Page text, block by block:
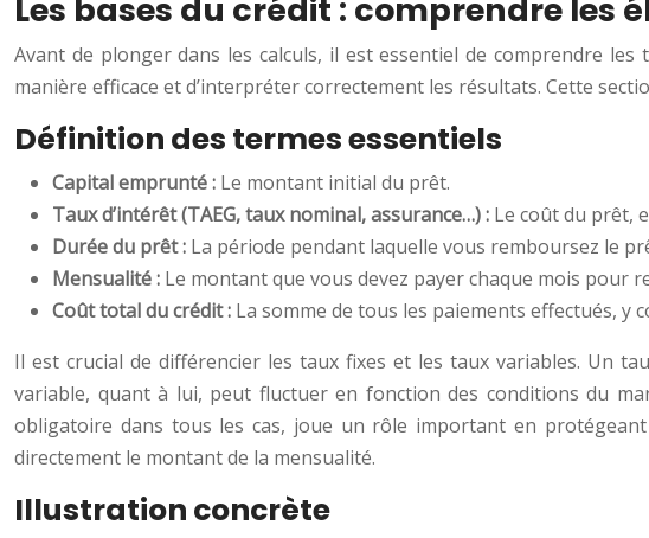
Les bases du crédit : comprendre les
Avant de plonger dans les calculs, il est essentiel de comprendre
manière efficace et d’interpréter correctement les résultats. Cette
Définition des termes essentiels
Capital emprunté : Le montant initial du prêt.
Taux d’intérêt (TAEG, taux nominal, assurance…) : Le coût du prêt,
Durée du prêt : La période pendant laquelle vous remboursez le
Mensualité : Le montant que vous devez payer chaque mois pour
Coût total du crédit : La somme de tous les paiements effectués, y
Il est crucial de différencier les taux fixes et les taux variables. Un
variable, quant à lui, peut fluctuer en fonction des conditions du
obligatoire dans tous les cas, joue un rôle important en protégeant
directement le montant de la mensualité.
Illustration concrète